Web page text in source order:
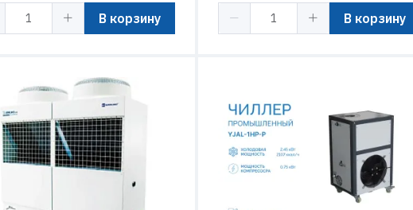
В корзину В корзину